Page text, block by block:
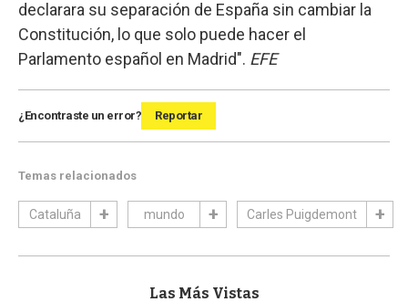
declarara su separación de España sin cambiar la
Constitución, lo que solo puede hacer el
Parlamento español en Madrid". EFE
¿Encontraste un error? Reportar
Temas relacionados
Cataluña mundo Carles Puigdemont
Las Más Vistas